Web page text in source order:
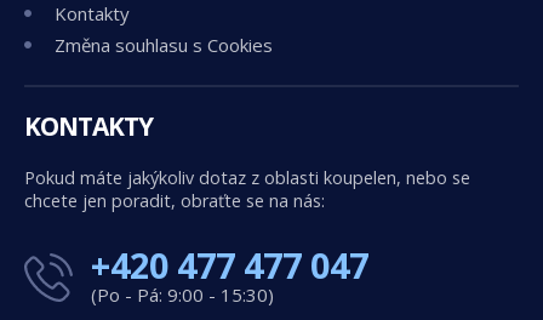
Kontakty
Změna souhlasu s Cookies
KONTAKTY
Pokud máte jakýkoliv dotaz z oblasti koupelen, nebo se
chcete jen poradit, obraťte se na nás:
+420 477 477 047
(Po - Pá: 9:00 - 15:30)